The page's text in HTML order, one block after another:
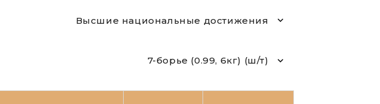
Высшие национальные достижения
7-борье (0.99, 6кг) (ш/т)